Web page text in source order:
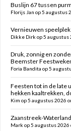
Buslijn 67 tussen
Florijs Jan op 5 augustus
Vernieuwen
Dikke Dirk op 5 augustus
Druk, zonnig en
Beemster
Foria Bandita op 5
Feesten tot in de late
hekken kaaltrekken,
Kim op 5 augustus 2026
Zaanstreek-
Mark op 5 augustus 2026